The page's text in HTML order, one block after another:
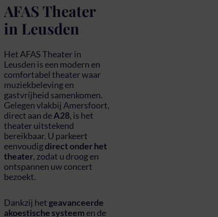
AFAS Theater
in Leusden
Het AFAS Theater in
Leusden is een modern en
comfortabel theater waar
muziekbeleving en
gastvrijheid samenkomen.
Gelegen vlakbij Amersfoort,
direct aan deA28, is het
theater uitstekend
bereikbaar. U parkeert
eenvoudigdirect onder het
theater, zodat u droog en
ontspannen uw concert
bezoekt.
Dankzij het geavanceerde
akoestische systeem en de